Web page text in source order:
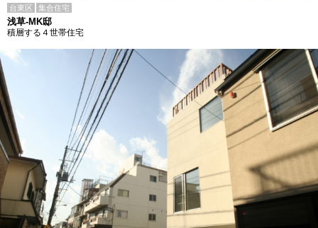
台東区 集合住宅
浅草-MK邸
積層する４世帯住宅